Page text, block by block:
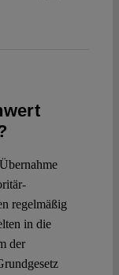
regelmäßig
in die
der